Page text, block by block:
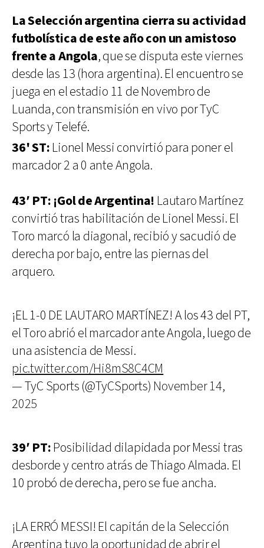
La Selección argentina cierra su actividad
futbolística de este año con un amistoso
frente a Angola, que se disputa este viernes
desde las 13 (hora argentina). El encuentro se
juega en el estadio 11 de Novembro de
Luanda, con transmisión en vivo por TyC
Sports y Telefé.
36' ST:Lionel Messi convirtió para poner el
marcador 2 a 0 ante Angola.
43′ PT: ¡Gol de Argentina! Lautaro Martínez
convirtió tras habilitación de Lionel Messi. El
Toro marcó la diagonal, recibió y sacudió de
derecha por bajo, entre las piernas del
arquero.
¡EL 1-0 DE LAUTARO MARTÍNEZ! A los 43 del PT,
el Toro abrió el marcador ante Angola, luego de
una asistencia de Messi.
pic.twitter.com/Hi8mS8C4CM
— TyC Sports (@TyCSports) November 14,
2025
39′ PT:Posibilidad dilapidada por Messi tras
desborde y centro atrás de Thiago Almada. El
10 probó de derecha, pero se fue ancha.
¡LA ERRÓ MESSI! El capitán de la Selección
Argentina tuvo la oportunidad de abrir el